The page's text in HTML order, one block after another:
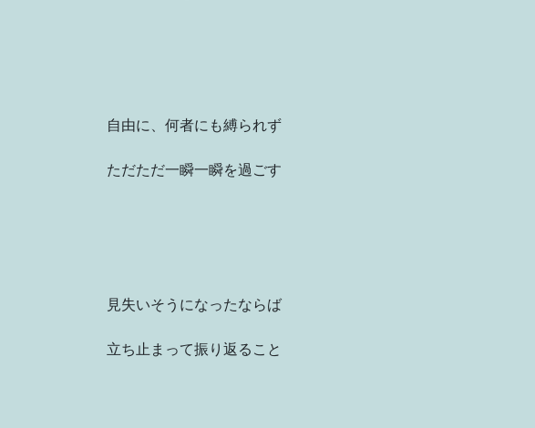
自由に、何者にも縛られず
ただただ一瞬一瞬を過ごす
見失いそうになったならば
立ち止まって振り返ること